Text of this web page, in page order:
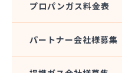
株式会社円上クサマ商店
株式会社乙女屋本店
株式会社加藤ガス設備
プロパンガス料金表
パートナー会社様募集